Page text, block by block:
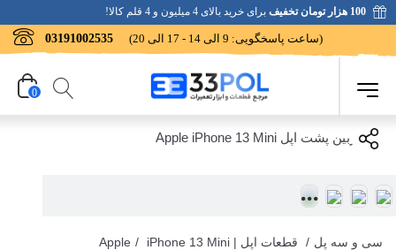
100 هزار تومان تخفیف برای خرید بالای 4 میلیون و 4 قلم کالا!
03191002535 (ساعت پاسخگویی: 9 الی 14 - 17 الی 20)
0
سی و سه پل / قطعات اپل | Apple / iPhone 13 Mini